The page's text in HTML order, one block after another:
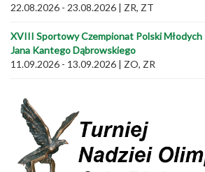
22.08.2026 - 23.08.2026 | ZR, ZT
XVIII Sportowy Czempionat Polski Młodych
Jana Kantego Dąbrowskiego
11.09.2026 - 13.09.2026 | ZO, ZR